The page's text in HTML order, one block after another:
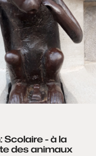
Scolaire - à la
des animaux